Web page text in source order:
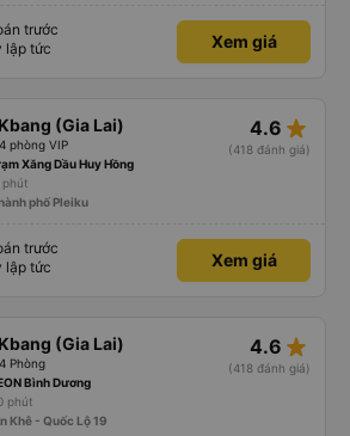
trước
lập tức
Xem giá
(Gia Lai)
phòng VIP
4.6 star_rate
(418 đánh giá)
Xăng Dầu Huy Hồng
phút
phố Pleiku
trước
lập tức
Xem giá
(Gia Lai)
Phòng
4.6 star_rate
(418 đánh giá)
Bình Dương
phút
Khê - Quốc Lộ 19